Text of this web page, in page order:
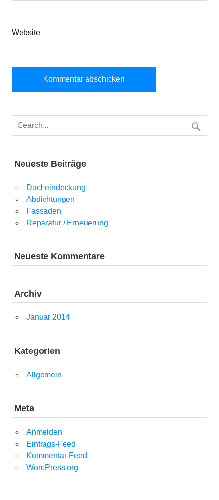
Website
Neueste Beiträge
Dacheindeckung
Abdichtungen
Fassaden
Reparatur / Erneuerung
Neueste Kommentare
Archiv
Januar 2014
Kategorien
Allgemein
Meta
Anmelden
Eintrags-Feed
Kommentar-Feed
WordPress.org